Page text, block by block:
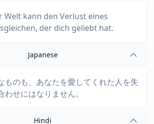
Welt kann den Verlust eines
der dich geliebt hat.
Japanese
ものも、あなたを愛してくれた人を失
わせにはなりません。
Hindi